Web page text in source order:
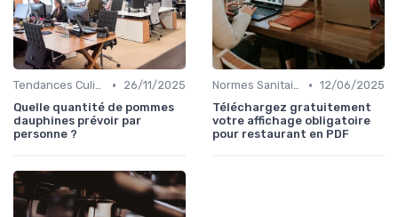
Tendances Culinaire •
26/11/2025
Quelle quantité de pommes
dauphines prévoir par
personne ?
Normes Sanitaires • 12/06/2025
Téléchargez gratuitement
votre affichage obligatoire
pour restaurant en PDF